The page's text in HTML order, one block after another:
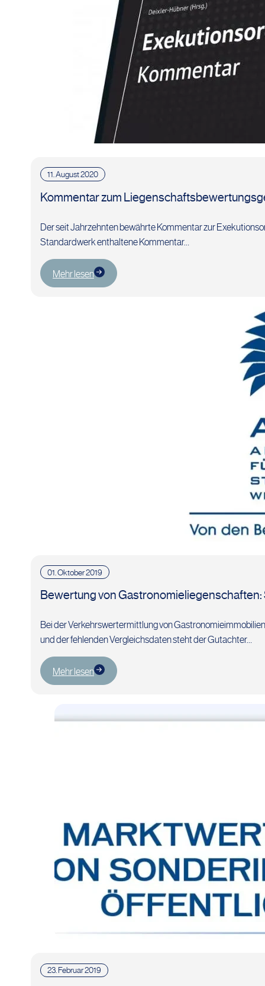
11. August 2020
Kommentar zum
Der seit Jahrzehnten bewährte Kommentar zur
Standardwerk enthaltene Kommentar…
Mehr lesen
01. Oktober 2019
Bewertung von Gastronomieliegenschaften:
Bei der Verkehrswertermittlung von
und der fehlenden Vergleichsdaten steht der Gutachter…
Mehr lesen
23. Februar 2019